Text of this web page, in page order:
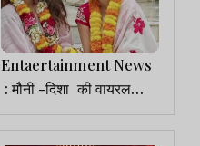
Entaertainment News
: मौनी -दिशा की वायरल
पोस्ट निकली फर्जी, जानें सच